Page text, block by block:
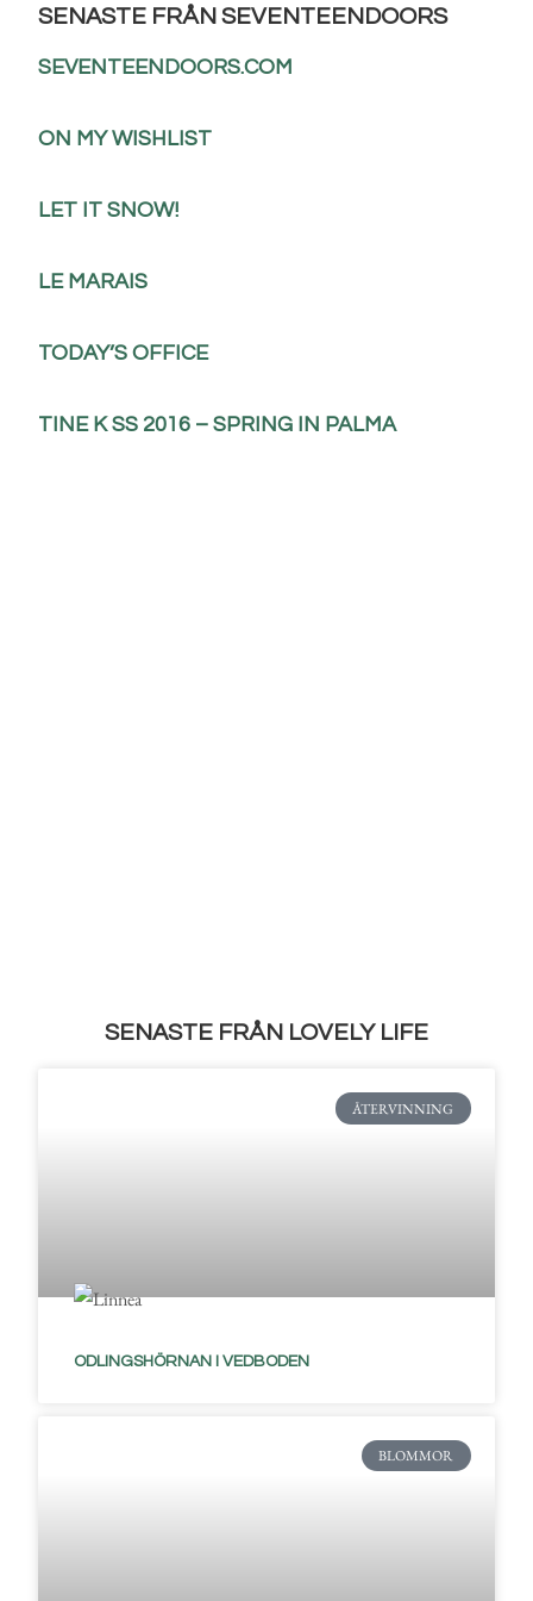
SENASTE FRÅN SEVENTEENDOORS
SEVENTEENDOORS.COM
ON MY WISHLIST
LET IT SNOW!
LE MARAIS
TODAY’S OFFICE
TINE K SS 2016 – SPRING IN PALMA
SENASTE FRÅN LOVELY LIFE
ÅTERVINNING
ODLINGSHÖRNAN I VEDBODEN
BLOMMOR